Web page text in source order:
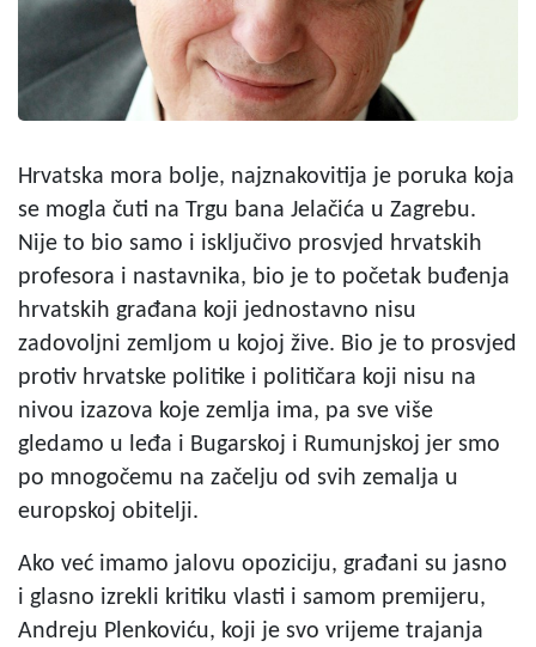
Hrvatska mora bolje, najznakovitija je poruka koja
se mogla čuti na Trgu bana Jelačića u Zagrebu.
Nije to bio samo i isključivo prosvjed hrvatskih
profesora i nastavnika, bio je to početak buđenja
hrvatskih građana koji jednostavno nisu
zadovoljni zemljom u kojoj žive. Bio je to prosvjed
protiv hrvatske politike i političara koji nisu na
nivou izazova koje zemlja ima, pa sve više
gledamo u leđa i Bugarskoj i Rumunjskoj jer smo
po mnogočemu na začelju od svih zemalja u
europskoj obitelji.
Ako već imamo jalovu opoziciju, građani su jasno
i glasno izrekli kritiku vlasti i samom premijeru,
Andreju Plenkoviću, koji je svo vrijeme trajanja